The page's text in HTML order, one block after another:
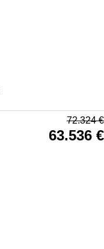
72.324€
63.536 €